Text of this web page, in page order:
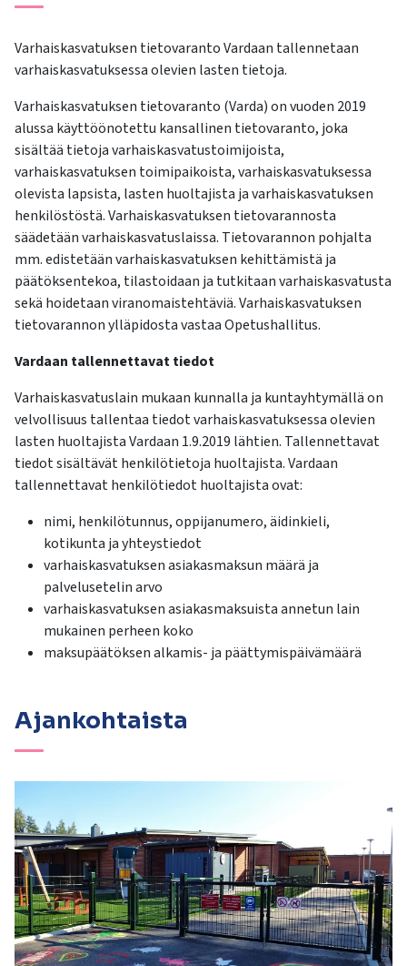
Varhaiskasvatuksen tietovaranto Vardaan tallennetaan
varhaiskasvatuksessa olevien lasten tietoja.
Varhaiskasvatuksen tietovaranto (Varda) on vuoden 2019
alussa käyttöönotettu kansallinen tietovaranto, joka
sisältää tietoja varhaiskasvatustoimijoista,
varhaiskasvatuksen toimipaikoista, varhaiskasvatuksessa
olevista lapsista, lasten huoltajista ja varhaiskasvatuksen
henkilöstöstä. Varhaiskasvatuksen tietovarannosta
säädetään varhaiskasvatuslaissa. Tietovarannon pohjalta
mm. edistetään varhaiskasvatuksen kehittämistä ja
päätöksentekoa, tilastoidaan ja tutkitaan varhaiskasvatusta
sekä hoidetaan viranomaistehtäviä. Varhaiskasvatuksen
tietovarannon ylläpidosta vastaa Opetushallitus.
Vardaan tallennettavat tiedot
Varhaiskasvatuslain mukaan kunnalla ja kuntayhtymällä on
velvollisuus tallentaa tiedot varhaiskasvatuksessa olevien
lasten huoltajista Vardaan 1.9.2019 lähtien. Tallennettavat
tiedot sisältävät henkilötietoja huoltajista. Vardaan
tallennettavat henkilötiedot huoltajista ovat:
nimi, henkilötunnus, oppijanumero, äidinkieli,
kotikunta ja yhteystiedot
varhaiskasvatuksen asiakasmaksun määrä ja
palvelusetelin arvo
varhaiskasvatuksen asiakasmaksuista annetun lain
mukainen perheen koko
maksupäätöksen alkamis- ja päättymispäivämäärä
Ajankohtaista